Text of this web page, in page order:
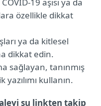
özellikle dikkat
ya da kitlesel
dikkat edin.
sağlayan, tanınmış
kullanın.
şu linkten takip